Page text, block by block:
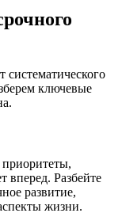
систематического
ключевые
вперед. Разбейте
развитие,
жизни.